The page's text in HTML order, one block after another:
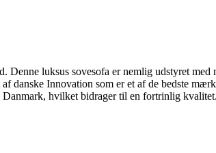
luksus sovesofa er nemlig udstyret
Innovation som er et af de bedste
Danmark, hvilket bidrager til en fortrinlig kvalitet.